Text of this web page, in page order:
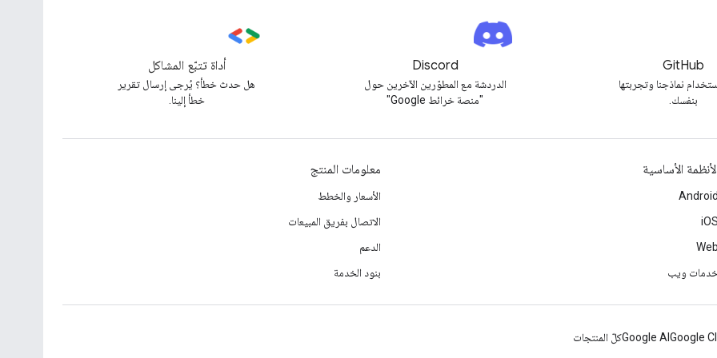
GitHub
نماذجنا وتجربتها
بنفسك.
Discord
الدردشة مع المطوّرين الآخرين حول
"منصة خرائط Google"
أداة تتبّع المشاكل
هل حدث خطأ؟ يُرجى إرسال تقرير
خطأ إلينا.
الأنظمة الأساسية
Android
iOS
Web
ويب
معلومات المنتج
الأسعار والخطط
الاتصال بفريق المبيعات
الدعم
بنود الخدمة
Google
Google AIكلّ المنتجات